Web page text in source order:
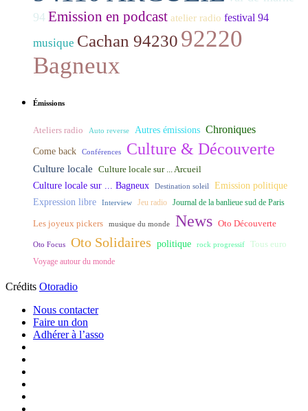
94 Emission en podcast atelier radio festival 94
musique Cachan 94230 92220
Bagneux
Émissions
Ateliers radio Auto reverse Autres émissions Chroniques
Come back Conférences Culture & Découverte
Culture locale Culture locale sur ... Arcueil
Culture locale sur ... Bagneux Destination soleil Emission politique
Expression libre Interview Jeu radio Journal de la banlieue sud de Paris
Les joyeux pickers musique du monde News Oto Découverte
Oto Focus Oto Solidaires politique rock progressif Tous euro
Voyage autour du monde
Crédits Otoradio
Nous contacter
Faire un don
Adhérer à l’asso